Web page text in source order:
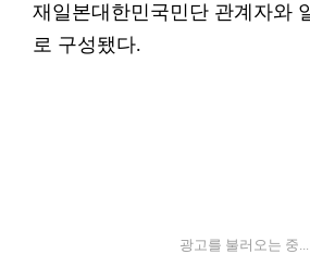
재일본대한민국민단 관계자와
로 구성됐다.
광고를 불러오는 중...